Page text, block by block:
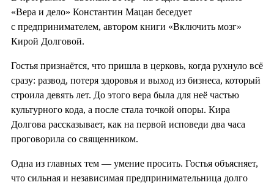
«Вера и дело» Константин Мацан беседует
с предпринимателем, автором книги «Включить мозг»
Кирой Долговой.
Гостья признаётся, что пришла в церковь, когда рухнуло всё
сразу: развод, потеря здоровья и выход из бизнеса, который
строила девять лет. До этого вера была для неё частью
культурного кода, а после стала точкой опоры. Кира
Долгова рассказывает, как на первой исповеди два часа
проговорила со священником.
Одна из главных тем — умение просить. Гостья объясняет,
что сильная и независимая предпринимательница долго